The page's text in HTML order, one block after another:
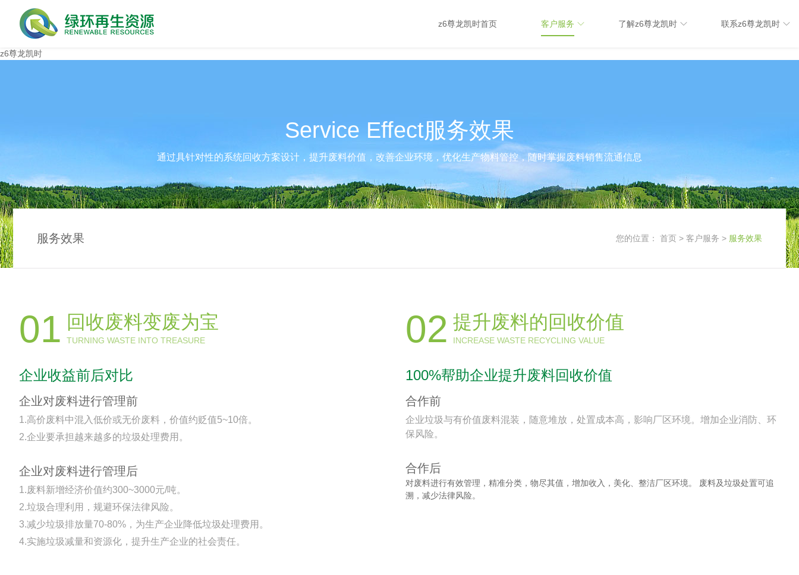
z6尊龙凯时
z6尊龙凯时首页 客户服务 了解z6尊龙凯时 联系z6尊龙凯时
Service Effect服务效果
通过具针对性的系统回收方案设计，提升废料价值，改善企业环境，优化生产物料管控，随时掌握废料销售流通信息
服务效果 您的位置： 首页 > 客户服务 > 服务效果
01 回收废料变废为宝
TURNING WASTE INTO TREASURE
企业收益前后对比
企业对废料进行管理前
1.高价废料中混入低价或无价废料，价值约贬值5~10倍。
2.企业要承担越来越多的垃圾处理费用。
企业对废料进行管理后
1.废料新增经济价值约300~3000元/吨。
2.垃圾合理利用，规避环保法律风险。
3.减少垃圾排放量70-80%，为生产企业降低垃圾处理费用。
4.实施垃圾减量和资源化，提升生产企业的社会责任。
02 提升废料的回收价值
INCREASE WASTE RECYCLING VALUE
100%帮助企业提升废料回收价值
合作前
企业垃圾与有价值废料混装，随意堆放，处置成本高，影响厂区环境。增加企业消防、环
保风险。
合作后
对废料进行有效管理，精准分类，物尽其值，增加收入，美化、整洁厂区环境。 废料及垃圾处置可追
溯，减少法律风险。